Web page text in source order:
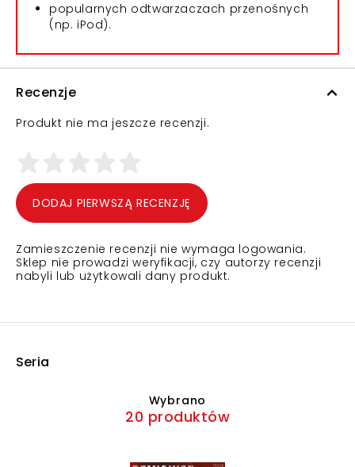
popularnych odtwarzaczach przenośnych
(np. iPod).
Recenzje
Produkt nie ma jeszcze recenzji.
DODAJ PIERWSZĄ RECENZJĘ
Zamieszczenie recenzji nie wymaga logowania.
Sklep nie prowadzi weryfikacji, czy autorzy recenzji
nabyli lub użytkowali dany produkt.
Seria
Wybrano
20 produktów